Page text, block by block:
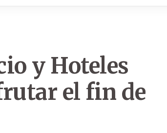
y Hoteles
el fin de